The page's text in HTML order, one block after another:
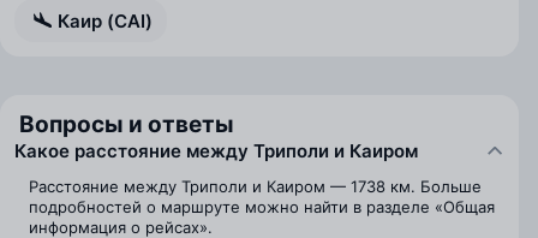
Каир (CAI)
Вопросы и ответы
Какое расстояние между Триполи и Каиром
Расстояние между Триполи и Каиром — 1738 км. Больше
подробностей о маршруте можно найти в разделе «Общая
информация о рейсах».